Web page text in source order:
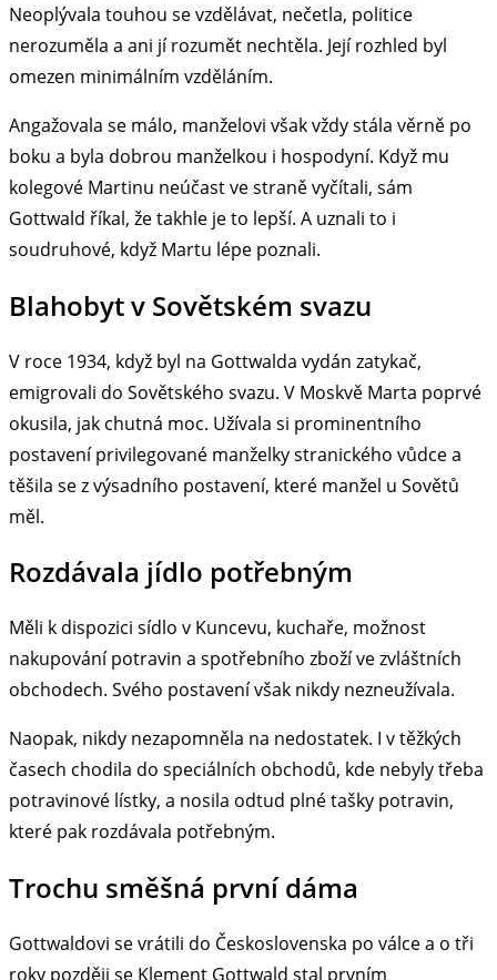
Neoplývala touhou se vzdělávat, nečetla, politice
nerozuměla a ani jí rozumět nechtěla. Její rozhled byl
omezen minimálním vzděláním.
Angažovala se málo, manželovi však vždy stála věrně po
boku a byla dobrou manželkou i hospodyní. Když mu
kolegové Martinu neúčast ve straně vyčítali, sám
Gottwald říkal, že takhle je to lepší. A uznali to i
soudruhové, když Martu lépe poznali.
Blahobyt v Sovětském svazu
V roce 1934, když byl na Gottwalda vydán zatykač,
emigrovali do Sovětského svazu. V Moskvě Marta poprvé
okusila, jak chutná moc. Užívala si prominentního
postavení privilegované manželky stranického vůdce a
těšila se z výsadního postavení, které manžel u Sovětů
měl.
Rozdávala jídlo potřebným
Měli k dispozici sídlo v Kuncevu, kuchaře, možnost
nakupování potravin a spotřebního zboží ve zvláštních
obchodech. Svého postavení však nikdy nezneužívala.
Naopak, nikdy nezapomněla na nedostatek. I v těžkých
časech chodila do speciálních obchodů, kde nebyly třeba
potravinové lístky, a nosila odtud plné tašky potravin,
které pak rozdávala potřebným.
Trochu směšná první dáma
Gottwaldovi se vrátili do Československa po válce a o tři
roky později se Klement Gottwald stal prvním